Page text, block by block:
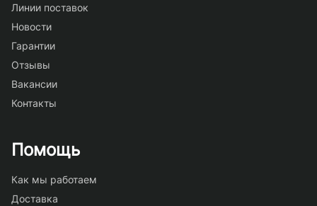
Линии поставок
Новости
Гарантии
Отзывы
Вакансии
Контакты
Помощь
Как мы работаем
Доставка